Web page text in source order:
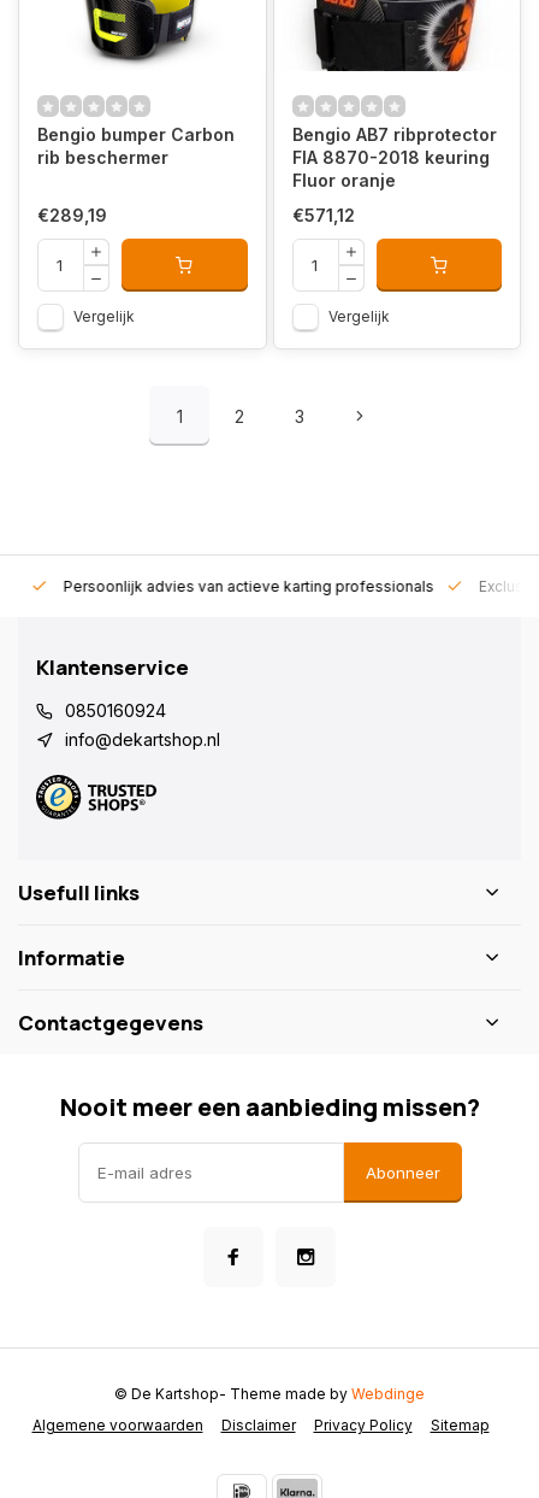
Bengio bumper Carbon
rib beschermer
€289,19
Vergelijk
Bengio AB7 ribprotector
FIA 8870-2018 keuring
Fluor oranje
€571,12
Vergelijk
1 2 3
Persoonlijk advies van actieve karting professionals
Klantenservice
0850160924
info@dekartshop.nl
Usefull links
Informatie
Contactgegevens
Nooit meer een aanbieding missen?
Abonneer
Algemene voorwaarden Disclaimer Privacy Policy Sitemap
© De Kartshop- Theme made by Webdinge